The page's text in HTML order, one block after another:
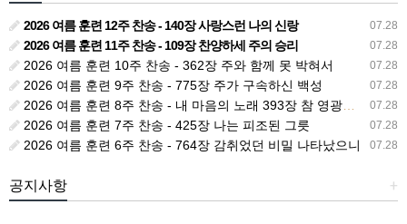
07.28
2026 여름 훈련 12주 찬송 - 140장 사랑스런 나의 신랑
07.28
2026 여름 훈련 11주 찬송 - 109장 찬양하세 주의 승리
07.28
2026 여름 훈련 10주 찬송 - 362장 주와 함께 못 박혀서
07.28
2026 여름 훈련 9주 찬송 - 775장 주가 구속하신 백성
07.28
2026 여름 훈련 8주 찬송 - 내 마음의 노래 393장 참 영광스런 우리 왕
07.28
2026 여름 훈련 7주 찬송 - 425장 나는 피조된 그릇
07.28
2026 여름 훈련 6주 찬송 - 764장 감취었던 비밀 나타났으니
+
공지사항